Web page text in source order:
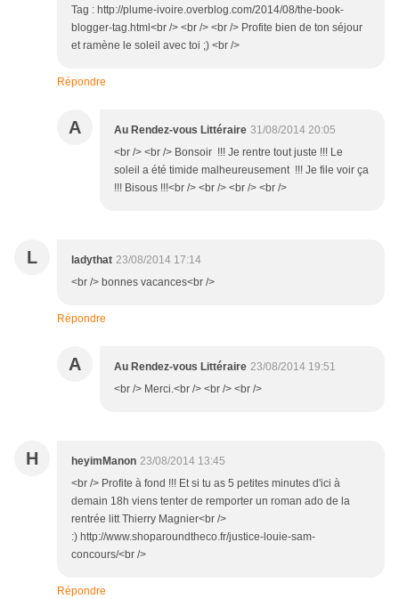
Tag : http://plume-ivoire.overblog.com/2014/08/the-book-
blogger-tag.html<br /> <br /> <br /> Profite bien de ton séjour
et ramène le soleil avec toi ;) <br />
Répondre
A Au Rendez-vous Littéraire 31/08/2014 20:05
<br /> <br /> Bonsoir !!! Je rentre tout juste !!! Le
soleil a été timide malheureusement !!! Je file voir ça
!!! Bisous !!!<br /> <br /> <br /> <br />
L ladythat 23/08/2014 17:14
<br /> bonnes vacances<br />
Répondre
A Au Rendez-vous Littéraire 23/08/2014 19:51
<br /> Merci.<br /> <br /> <br />
H heyimManon 23/08/2014 13:45
<br /> Profite à fond !!! Et si tu as 5 petites minutes d'ici à
demain 18h viens tenter de remporter un roman ado de la
rentrée litt Thierry Magnier<br />
:) http://www.shoparoundtheco.fr/justice-louie-sam-
concours/<br />
Répondre